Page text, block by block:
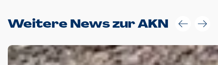
Weitere News zur AKN